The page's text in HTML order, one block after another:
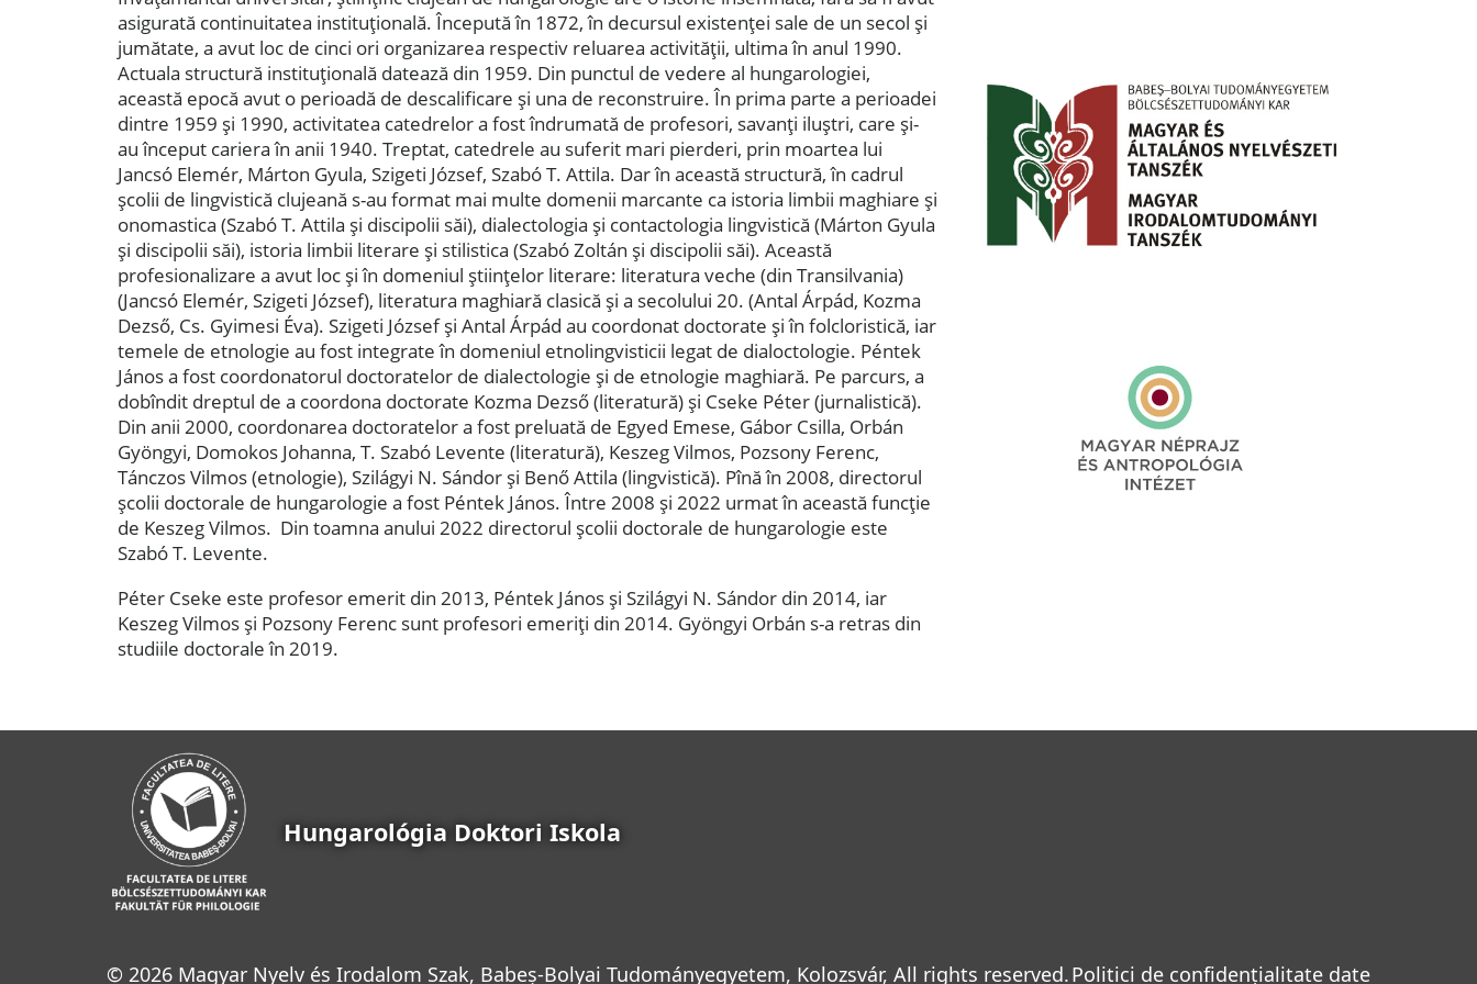
asigurată continuitatea instituţională. Începută în 1872, în decursul existenţei sale de un secol şi
jumătate, a avut loc de cinci ori organizarea respectiv reluarea activităţii, ultima în anul 1990.
Actuala structură instituţională datează din 1959. Din punctul de vedere al hungarologiei,
această epocă avut o perioadă de descalificare şi una de reconstruire. În prima parte a perioadei
dintre 1959 şi 1990, activitatea catedrelor a fost îndrumată de profesori, savanţi iluştri, care şi-
au început cariera în anii 1940. Treptat, catedrele au suferit mari pierderi, prin moartea lui
Jancsó Elemér, Márton Gyula, Szigeti József, Szabó T. Attila. Dar în această structură, în cadrul
şcolii de lingvistică clujeană s-au format mai multe domenii marcante ca istoria limbii maghiare şi
onomastica (Szabó T. Attila şi discipolii săi), dialectologia şi contactologia lingvistică (Márton Gyula
şi discipolii săi), istoria limbii literare şi stilistica (Szabó Zoltán şi discipolii săi). Această
profesionalizare a avut loc şi în domeniul ştiinţelor literare: literatura veche (din Transilvania)
(Jancsó Elemér, Szigeti József), literatura maghiară clasică şi a secolului 20. (Antal Árpád, Kozma
Dezső, Cs. Gyimesi Éva). Szigeti József şi Antal Árpád au coordonat doctorate şi în folcloristică, iar
temele de etnologie au fost integrate în domeniul etnolingvisticii legat de dialoctologie. Péntek
János a fost coordonatorul doctoratelor de dialectologie şi de etnologie maghiară. Pe parcurs, a
dobîndit dreptul de a coordona doctorate Kozma Dezső (literatură) şi Cseke Péter (jurnalistică).
Din anii 2000, coordonarea doctoratelor a fost preluată de Egyed Emese, Gábor Csilla, Orbán
Gyöngyi, Domokos Johanna, T. Szabó Levente (literatură), Keszeg Vilmos, Pozsony Ferenc,
Tánczos Vilmos (etnologie), Szilágyi N. Sándor şi Benő Attila (lingvistică). Pînă în 2008, directorul
şcolii doctorale de hungarologie a fost Péntek János. Între 2008 și 2022 urmat în această funcţie
de Keszeg Vilmos. Din toamna anului 2022 directorul şcolii doctorale de hungarologie este
Szabó T. Levente.
Péter Cseke este profesor emerit din 2013, Péntek János și Szilágyi N. Sándor din 2014, iar
Keszeg Vilmos și Pozsony Ferenc sunt profesori emeriți din 2014. Gyöngyi Orbán s-a retras din
studiile doctorale în 2019.
Hungarológia Doktori Iskola
© 2026 Magyar Nyelv és Irodalom Szak, Babeș-Bolyai Tudományegyetem, Kolozsvár, All rights reserved.Politici de confidențialitate date